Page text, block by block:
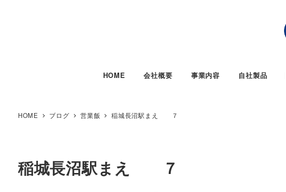
HOME 会社概要 事業内容 自社製品
HOME ブログ 営業飯 稲城長沼駅まえ ７
稲城長沼駅まえ ７